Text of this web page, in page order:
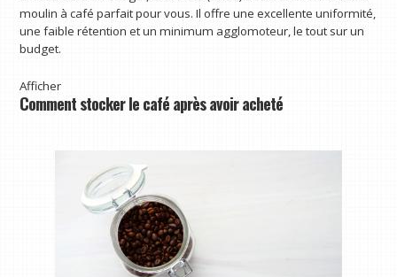
moulin à café parfait pour vous. Il offre une excellente uniformité,
une faible rétention et un minimum agglomoteur, le tout sur un
budget.
Afficher
Comment stocker le café après avoir acheté